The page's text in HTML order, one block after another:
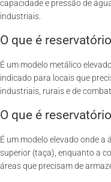
capacidade e pressão de
industriais.
O que é
É um modelo metálico
indicado para locais que
industriais, rurais e de
O que é
É um modelo elevado onde
superior (taça), enquanto a
áreas que precisam de